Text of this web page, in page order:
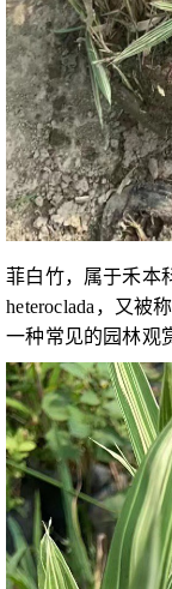
菲白竹，属于禾本
heteroclada，又被
一种常见的园林观